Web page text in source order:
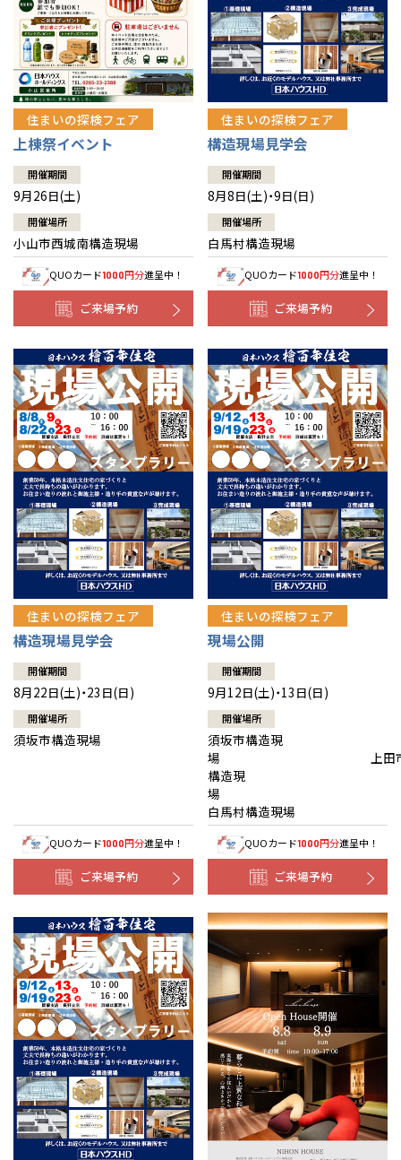
住まいの探検フェア
上棟祭イベント
開催期間
9月26日(土)
開催場所
小山市西城南構造現場
QUOカード1000円分進呈中！
ご来場予約
住まいの探検フェア
構造現場見学会
開催期間
8月8日(土)・9日(日)
開催場所
白馬村構造現場
QUOカード1000円分進呈中！
ご来場予約
住まいの探検フェア
構造現場見学会
開催期間
8月22日(土)・23日(日)
開催場所
須坂市構造現場
QUOカード1000円分進呈中！
ご来場予約
住まいの探検フェア
現場公開
開催期間
9月12日(土)・13日(日)
開催場所
須坂市構造現
場 上田
構造現
白馬村構造現場
QUOカード1000円分進呈中！
ご来場予約